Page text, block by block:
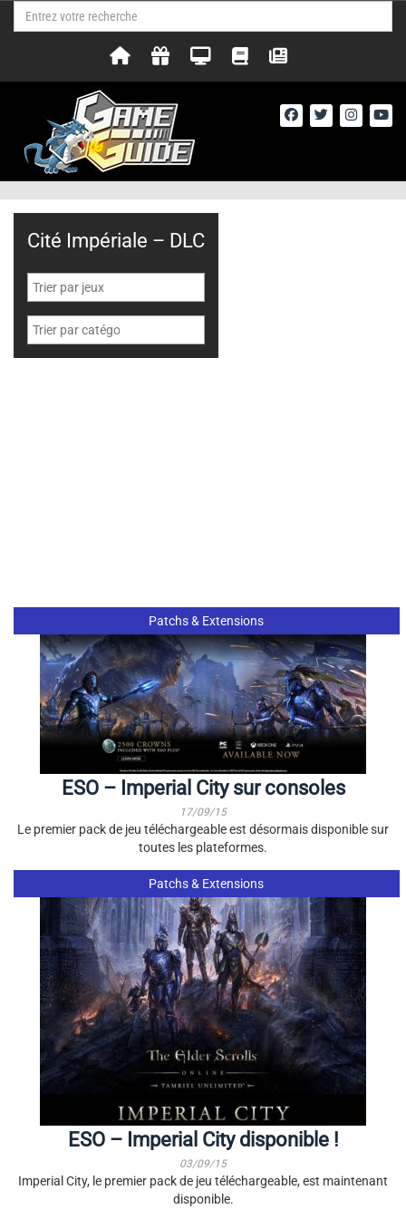
Patchs & Extensions
ESO – Imperial City sur consoles
17/09/15
Le premier pack de jeu téléchargeable est désormais disponible sur
toutes les plateformes.
Patchs & Extensions
ESO – Imperial City disponible !
03/09/15
Imperial City, le premier pack de jeu téléchargeable, est maintenant
disponible.
Cité Impériale – DLC